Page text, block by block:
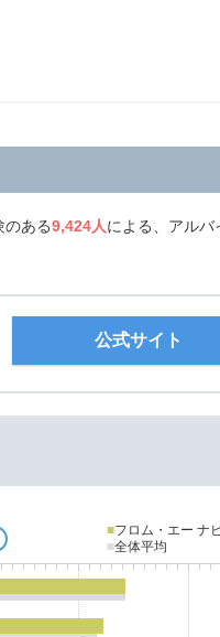
ある9,424人による、アルバ
公式サイト
■フロム・エー ナ
■全体平均